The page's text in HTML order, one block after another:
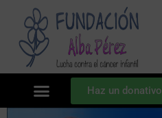
Haz un donativo